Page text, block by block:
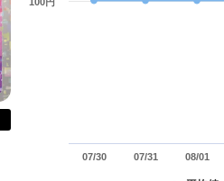
07/30 07/31 08/01